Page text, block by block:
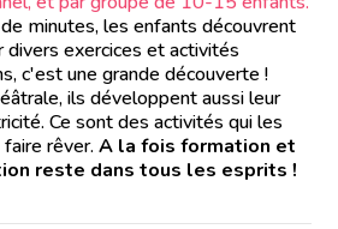
minutes, les enfants découvrent
divers exercices et activités
c'est une grande découverte !
ils développent aussi leur
Ce sont des activités qui les
faire rêver.A la fois formation et
reste dans tous les esprits !